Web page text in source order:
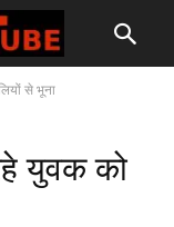
से भूना
युवक को